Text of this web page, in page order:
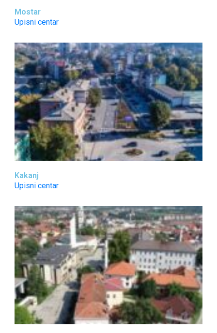
Mostar
Upisni centar
Kakanj
Upisni centar